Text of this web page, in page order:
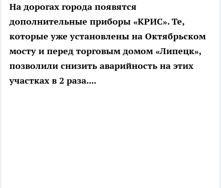
На дорогах города появятся
дополнительные приборы «КРИС». Те,
которые уже установлены на Октябрьском
мосту и перед торговым домом «Липецк»,
позволили снизить аварийность на этих
участках в 2 раза....